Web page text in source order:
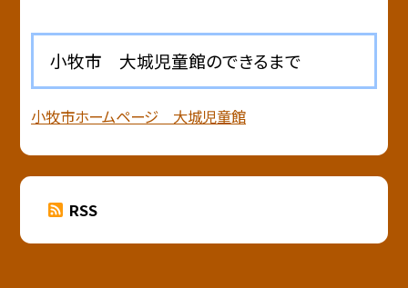
小牧市 大城児童館のできるまで
小牧市ホームページ 大城児童館
RSS